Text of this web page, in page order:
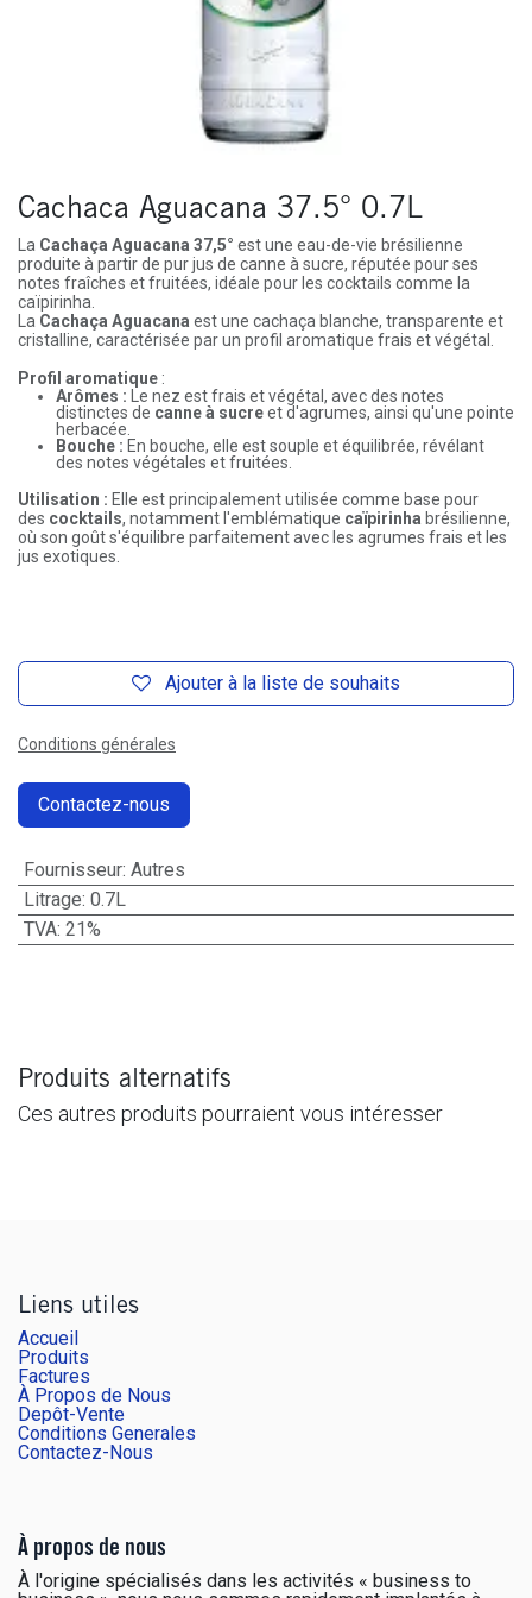
Cachaca Aguacana 37.5° 0.7L
La Cachaça Aguacana 37,5° est une eau-de-vie brésilienne
produite à partir de pur jus de canne à sucre, réputée pour ses
notes fraîches et fruitées, idéale pour les cocktails comme la
caïpirinha.
La Cachaça Aguacana est une cachaça blanche, transparente et
cristalline, caractérisée par un profil aromatique frais et végétal.
Profil aromatique :
Arômes : Le nez est frais et végétal, avec des notes
distinctes de canne à sucreet d'agrumes, ainsi qu'une pointe
herbacée.
Bouche : En bouche, elle est souple et équilibrée, révélant
des notes végétales et fruitées.
Utilisation : Elle est principalement utilisée comme base pour
des cocktails, notamment l'emblématique caïpirinha brésilienne,
où son goût s'équilibre parfaitement avec les agrumes frais et les
jus exotiques.
Ajouter à la liste de souhaits
Conditions générales
Contactez-nous
Fournisseur: Autres
Litrage: 0.7L
TVA: 21%
Produits alternatifs
Ces autres produits pourraient vous intéresser
Liens utiles
Accueil
Produits
Factures
À Propos de Nous
Depôt-Vente
Conditions Generales
Contactez-Nous
À propos de nous
À l'origine spécialisés dans les activités « business to